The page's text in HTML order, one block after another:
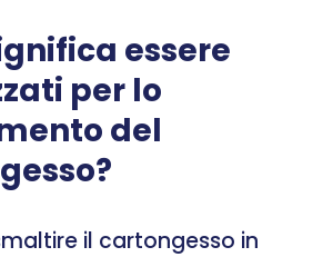
essere
per lo
del
il cartongesso in